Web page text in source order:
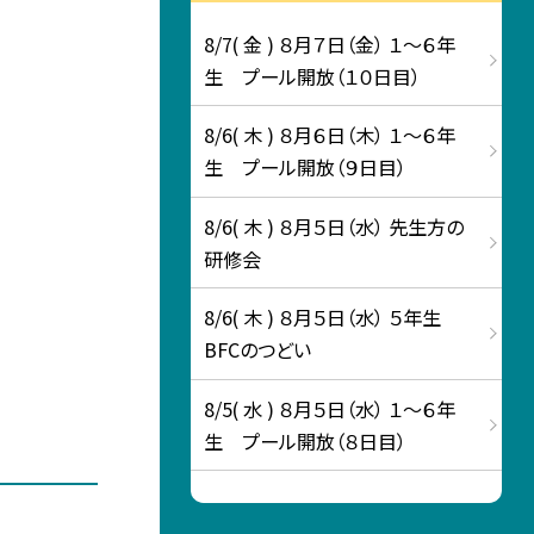
8/7( 金 ) ８月７日（金） １～６年
生 プール開放（１０日目）
8/6( 木 ) ８月６日（木） １～６年
生 プール開放（９日目）
8/6( 木 ) ８月５日（水） 先生方の
研修会
8/6( 木 ) ８月５日（水） ５年生
BFCのつどい
8/5( 水 ) ８月５日（水） １～６年
生 プール開放（８日目）